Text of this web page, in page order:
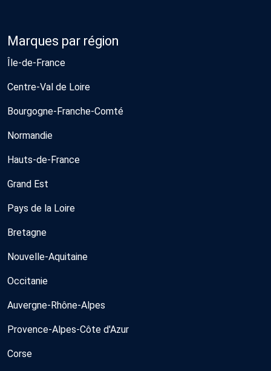
Marques par région
Île-de-France
Centre-Val de Loire
Bourgogne-Franche-Comté
Normandie
Hauts-de-France
Grand Est
Pays de la Loire
Bretagne
Nouvelle-Aquitaine
Occitanie
Auvergne-Rhône-Alpes
Provence-Alpes-Côte d'Azur
Corse